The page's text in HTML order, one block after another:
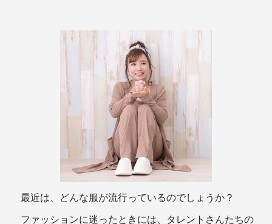
最近は、どんな服が流行っているのでしょうか？
ファッションに迷ったときには、タレントさんたちの